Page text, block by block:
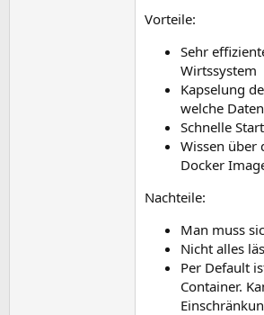
Vorteile:
Sehr
Wirtssystem
Kapselung
welche
Schnelle
Wissen über
Docker
Nachteile:
Man muss
Nicht alles
Per Default
Container.